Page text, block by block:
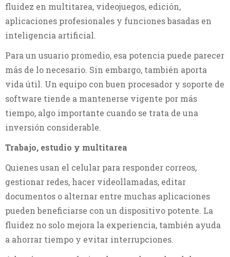
fluidez en multitarea, videojuegos, edición,
aplicaciones profesionales y funciones basadas en
inteligencia artificial.
Para un usuario promedio, esa potencia puede parecer
más de lo necesario. Sin embargo, también aporta
vida útil. Un equipo con buen procesador y soporte de
software tiende a mantenerse vigente por más
tiempo, algo importante cuando se trata de una
inversión considerable.
Trabajo, estudio y multitarea
Quienes usan el celular para responder correos,
gestionar redes, hacer videollamadas, editar
documentos o alternar entre muchas aplicaciones
pueden beneficiarse con un dispositivo potente. La
fluidez no solo mejora la experiencia, también ayuda
a ahorrar tiempo y evitar interrupciones.